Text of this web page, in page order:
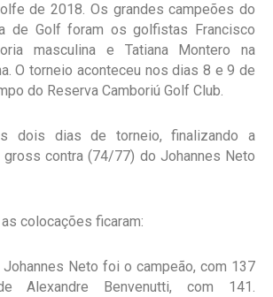
de 2018. Os grandes campeões do
de Golf foram os golfistas Francisco
masculina e Tatiana Montero na
O torneio aconteceu nos dias 8 e 9 de
do Reserva Camboriú Golf Club.
dois dias de torneio, finalizando a
contra (74/77) do Johannes Neto
colocações ficaram:
Johannes Neto foi o campeão, com 137
Alexandre Benvenutti, com 141.